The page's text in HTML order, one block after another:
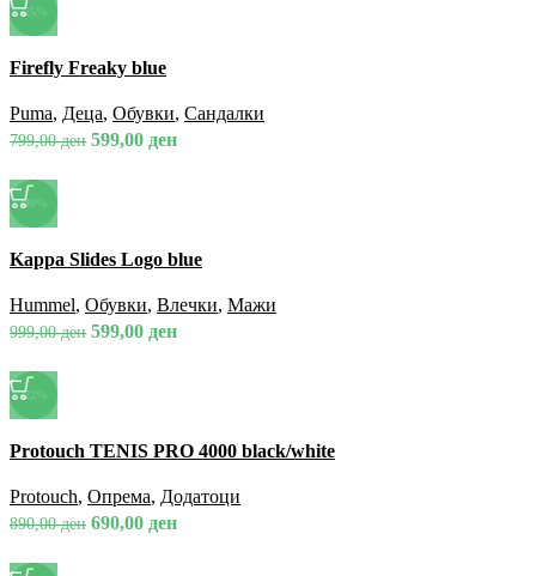
-25%
Брз преглед
Firefly Freaky blue
Puma, Деца, Обувки, Сандалки
799,00ден 599,00 ден
-40%
Брз преглед
Kappa Slides Logo blue
Hummel, Обувки, Влечки, Мажи
999,00ден 599,00 ден
-22%
Брз преглед
Protouch TENIS PRO 4000 black/white
Protouch, Опрема, Додатоци
890,00ден 690,00 ден